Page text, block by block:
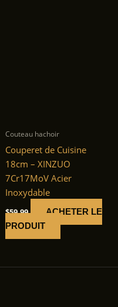
Couteau hachoir
Couperet de Cuisine
18cm – XINZUO
7Cr17MoV Acier
Inoxydable
$59.99
ACHETER LE
PRODUIT